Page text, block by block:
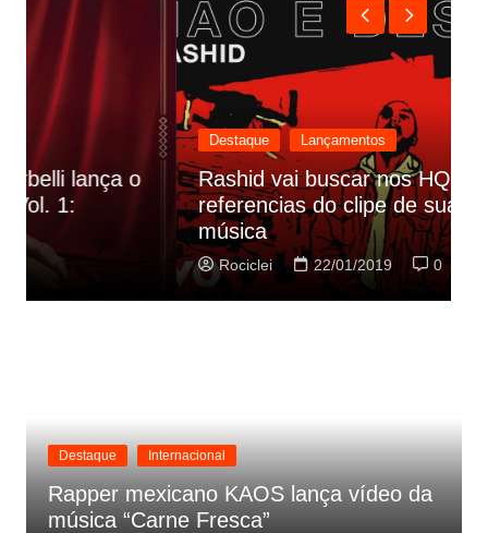
Lançamentos
Rashid vai buscar nos HQs as
referencias do clipe de sua nova
22/01/2019 0
Destaque Internacional
Rapper mexicano KAOS lança vídeo da
música “Carne Fresca”